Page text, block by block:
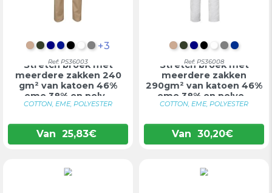
LICHT NATUURLIJK
LEGERGROEN
DONKERBLAUW
KONINGSBLAUW
ZWART
WITGRIJS
+3
Ref: PS36003
Stretch broek met
meerdere zakken 240
gm² van katoen 46%
eme 38% en poly...
COTTON, EME, POLYESTER
Van 25,83€
LICHT NATUURLIJK
LEGERGROEN
ZWART
WITGRIJSBLAUW
Ref: PS36008
Stretch broek met
meerdere zakken
290gm² van katoen 46%
eme 38% en polye...
COTTON, EME, POLYESTER
Van 30,20€